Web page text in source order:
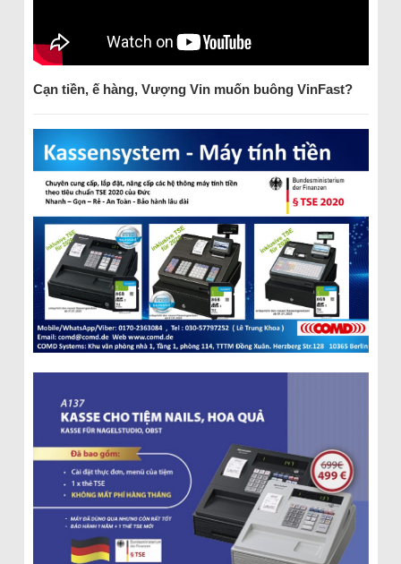
Cạn tiền, ế hàng, Vượng Vin muốn buông VinFast?